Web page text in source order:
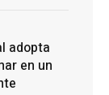
adopta
en un